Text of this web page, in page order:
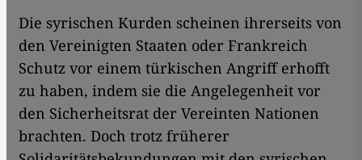
Die syrischen Kurden scheinen ihrerseits von
den Vereinigten Staaten oder Frankreich
Schutz vor einem türkischen Angriff erhofft
zu haben, indem sie die Angelegenheit vor
den Sicherheitsrat der Vereinten Nationen
brachten. Doch trotz früherer